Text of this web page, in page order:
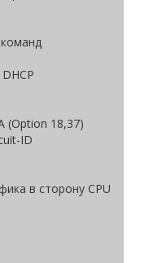
(Option 18,37)
ID
в сторону CPU